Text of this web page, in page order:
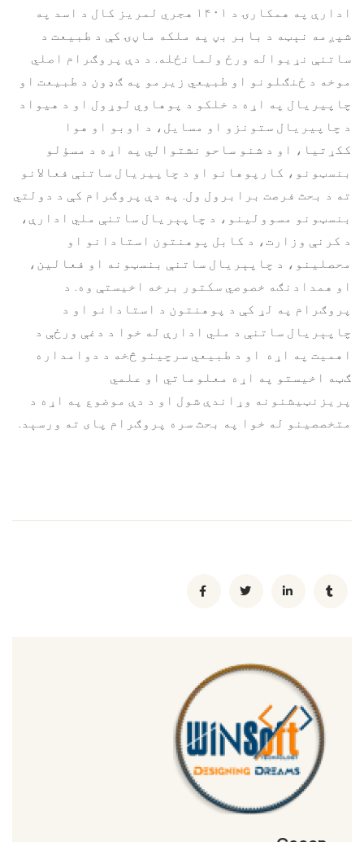
ادارې په همکارۍ د ۱۴۰۱ هجري لمریز کال د اسد په
شپږمه نېټه د بابر بڼ په ملکه ماڼۍ کې د طبیعت د
ساتنې نړیواله ورځ ولمانځله. د دې پروګرام اصلي
موخه د ځنګلونو او طبیعي زیرمو په ګډون د طبیعت او
چاپیریال په اړه د خلکو د پوهاوي لوړول او د هیواد
د چاپیریال ستونزو او مسایل، د اوبو او هوا
ککړتیا، او د شنو ساحو نشتوالي په اړه د مسؤلو
بنسټونو، کارپوهانو او د چاپیریال ساتنې فعالانو
ته د بحث فرصت برابرول ول. په دې پروګرام کې د دولتي
بنسټونو مسوولینو، د چاپېریال ساتنې ملي ادارې،
د کرنې وزارت، د کابل پوهنتون استادانو او
محصلینو، د چاپېریال ساتنې بنسټونه او فعالین،
او همدادنګه خصوصي سکتور برخه اخیستې وه. د
پروګرام په لړ کې د پوهنتون د استادانو او د
چاپېریال ساتنې د ملي ادارې له خوا د دغې ورځې د
اهمیت په اړه او د طبیعي سرچینو څخه د دوامداره
ګټه اخیستو په اړه معلوماتي او علمي
پریزنټیشنونه وړاندې شول او د دې موضوع په اړه د
متخصصینو له خوا په بحث سره پروګرام پای ته ورسېد.